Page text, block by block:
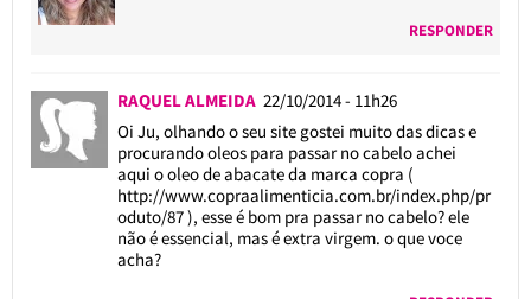
RESPONDER
RAQUEL ALMEIDA 22/10/2014 - 11h26
Oi Ju, olhando o seu site gostei muito das dicas e
procurando oleos para passar no cabelo achei
aqui o oleo de abacate da marca copra (
http://www.copraalimenticia.com.br/index.php/pr
oduto/87), esse é bom pra passar no cabelo? ele
não é essencial, mas é extra virgem. o que voce
acha?